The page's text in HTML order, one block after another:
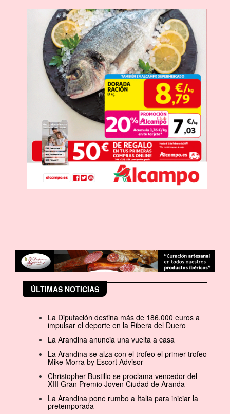
ÚLTIMAS NOTICIAS
La Diputación destina más de 186.000 euros a
impulsar el deporte en la Ribera del Duero
La Arandina anuncia una vuelta a casa
La Arandina se alza con el trofeo el primer trofeo
Mike Morra by Escort Advisor
Christopher Bustillo se proclama vencedor del
XIII Gran Premio Joven Ciudad de Aranda
La Arandina pone rumbo a Italia para iniciar la
pretemporada